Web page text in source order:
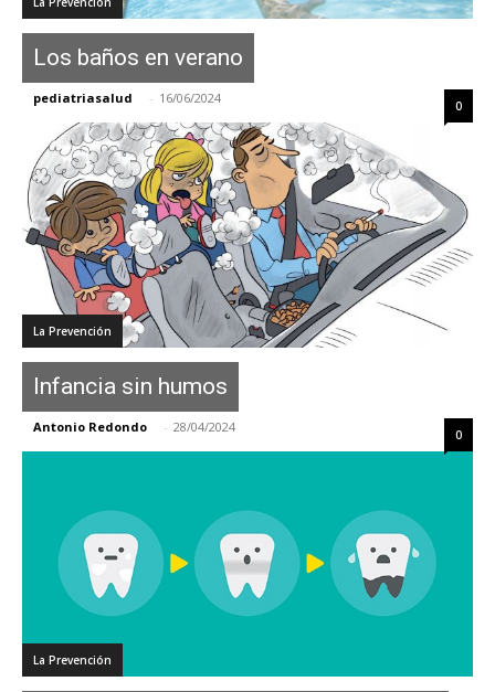
Los baños en verano
pediatriasalud - 16/06/2024 0
La Prevención
Infancia sin humos
Antonio Redondo - 28/04/2024 0
La Prevención